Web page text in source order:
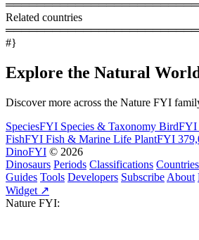
Related countries
#}
Explore the Natural
Discover more across the Nature FYI
SpeciesFYI Species & Taxonomy BirdFYI
FishFYI Fish & Marine Life PlantFYI
DinoFYI © 2026
Dinosaurs Periods Classifications Countries
Guides Tools Developers Subscribe About
Widget ↗
Nature FYI: